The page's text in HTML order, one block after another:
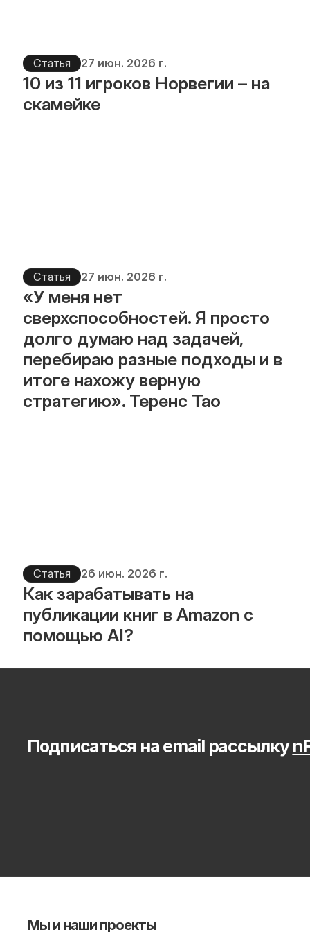
Статья 27 июн. 2026 г.
10 из 11 игроков Норвегии – на
скамейке
Статья 27 июн. 2026 г.
«У меня нет
сверхспособностей. Я просто
долго думаю над задачей,
перебираю разные подходы и в
итоге нахожу верную
стратегию». Теренс Тао
Статья 26 июн. 2026 г.
Как зарабатывать на
публикации книг в Amazon с
помощью AI?
Подписаться на email рассылку
Мы и наши проекты